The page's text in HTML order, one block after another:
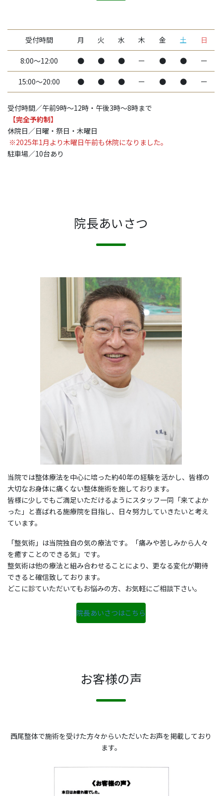
受付時間 月 火 水 木 金 土 日
8:00〜12:00 ● ● ● ー ● ● ー
15:00〜20:00 ● ● ● ー ● ● ー
受付時間／午前9時～12時・午後3時～8時まで
【完全予約制】
休院日／日曜・祭日・木曜日
※2025年1月より木曜日午前も休院になりました。
駐車場／10台あり
院長あいさつ
当院では整体療法を中心に培った約40年の経験を活かし、皆様の
大切なお身体に痛くない整体施術を施しております。
皆様に少しでもご満足いただけるようにスタッフ一同「来てよか
った」と喜ばれる施療院を目指し、日々努力していきたいと考え
ています。
「整気術」は当院独自の気の療法です。「痛みや苦しみから人々
を癒すことのできる気」です。
整気術は他の療法と組み合わせることにより、更なる変化が期待
できると確信致しております。
どこに診ていただいてもお悩みの方、お気軽にご相談下さい。
院長あいさつはこちら
お客様の声
西尾整体で施術を受けた方々からいただいたお声を掲載しており
ます。